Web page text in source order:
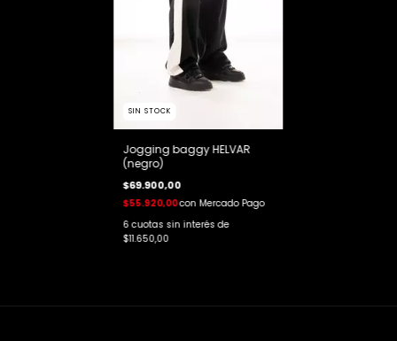
SIN STOCK
Jogging baggy HELVAR
(negro)
$69.900,00
$55.920,00con Mercado Pago
6 cuotas sin interés de
$11.650,00